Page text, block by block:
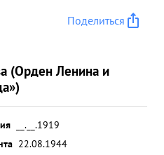
Поделиться
(Орден Ленина и
__.__.1919
22.08.1944